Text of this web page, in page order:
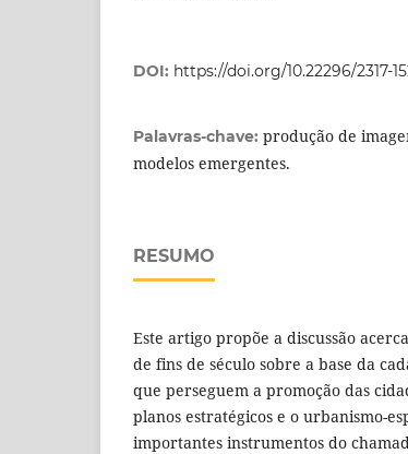
DOI: https://doi.org/10.22296/2317-
Palavras-chave: produção de
modelos emergentes.
RESUMO
Este artigo propõe a discussão
de fins de século sobre a base da
que perseguem a promoção das
planos estratégicos e o urbanismo-
importantes instrumentos do